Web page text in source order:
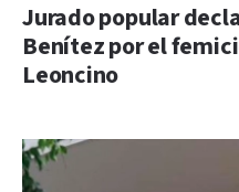
Jurado popular
Benítez por el
Leoncino